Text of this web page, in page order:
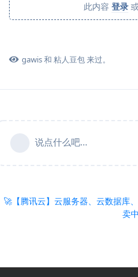
此内容 登录
gawis和 粘人豆包来过。
说点什么吧...
🚀【腾讯云】云服务器、云数据库
卖